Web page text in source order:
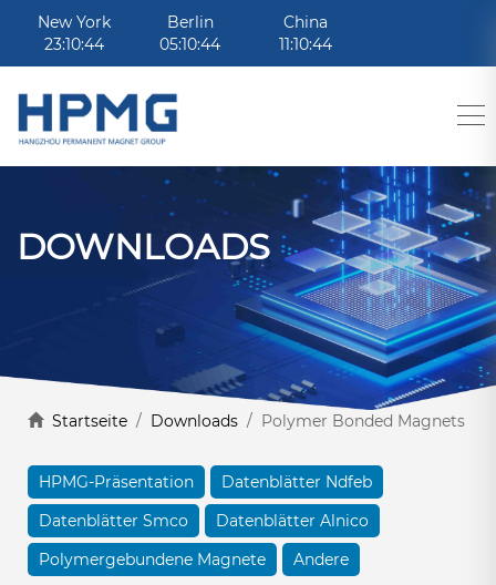
New York
23:10:44
Berlin
05:10:44
China
11:10:44
DOWNLOADS
Startseite / Downloads / Polymer Bonded Magnets
HPMG-Präsentation
Datenblätter Ndfeb
Datenblätter Smco
Datenblätter Alnico
Polymergebundene Magnete
Andere